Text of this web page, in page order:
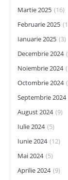
Martie 2025 (16)
Februarie 2025
Ianuarie 2025 (3)
Decembrie 2024
Noiembrie 2024
Octombrie 2024
Septembrie 2024
August 2024 (9)
Iulie 2024 (5)
Iunie 2024 (12)
Mai 2024 (5)
Aprilie 2024 (9)